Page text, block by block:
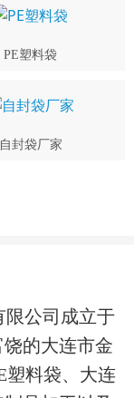
PE塑料袋
自封袋厂家
限公司成立于
的大连市金
塑料袋、大连